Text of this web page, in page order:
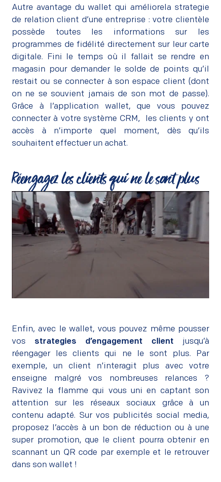
Autre avantage du wallet qui améliorela strategie
de relation client d’une entreprise : votre clientèle
possède toutes les informations sur les
programmes de fidélité directement sur leur carte
digitale. Fini le temps où il fallait se rendre en
magasin pour demander le solde de points qu’il
restait ou se connecter à son espace client (dont
on ne se souvient jamais de son mot de passe).
Grâce à l’application wallet, que vous pouvez
connecter à votre système CRM, les clients y ont
accès à n’importe quel moment, dès qu’ils
souhaitent effectuer un achat.
Réengagez les clients qui ne le sont plus
Enfin, avec le wallet, vous pouvez même pousser
vos strategies d’engagement client jusqu’à
réengager les clients qui ne le sont plus. Par
exemple, un client n’interagit plus avec votre
enseigne malgré vos nombreuses relances ?
Ravivez la flamme qui vous uni en captant son
attention sur les réseaux sociaux grâce à un
contenu adapté. Sur vos publicités social media,
proposez l’accès à un bon de réduction ou à une
super promotion, que le client pourra obtenir en
scannant un QR code par exemple et le retrouver
dans son wallet !